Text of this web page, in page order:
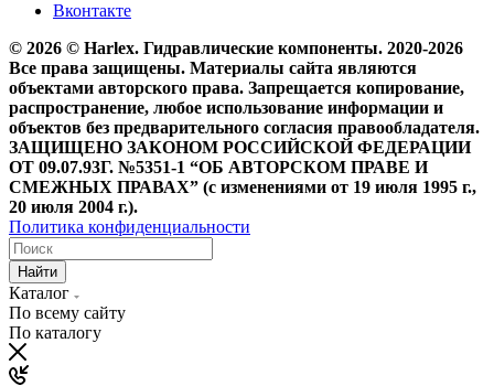
Вконтакте
© 2026 © Harlex. Гидравлические компоненты. 2020-2026
Все права защищены. Материалы сайта являются
объектами авторского права. Запрещается копирование,
распространение, любое использование информации и
объектов без предварительного согласия правообладателя.
ЗАЩИЩЕНО ЗАКОНОМ РОССИЙСКОЙ ФЕДЕРАЦИИ
ОТ 09.07.93Г. №5351-1 “ОБ АВТОРСКОМ ПРАВЕ И
СМЕЖНЫХ ПРАВАХ” (с изменениями от 19 июля 1995 г.,
20 июля 2004 г.).
Политика конфиденциальности
Найти
Каталог
По всему сайту
По каталогу